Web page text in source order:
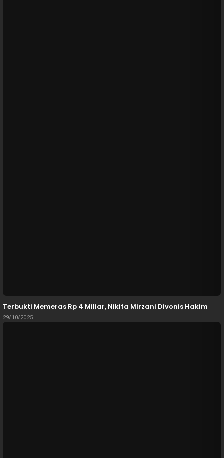
Terbukti Memeras Rp 4 Miliar, Nikita Mirzani Divonis Hakim
29/10/2025